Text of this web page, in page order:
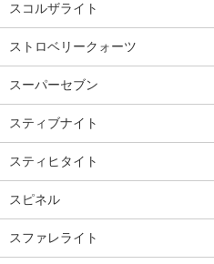
スコルザライト
ストロベリークォーツ
スーパーセブン
スティブナイト
スティヒタイト
スピネル
スファレライト